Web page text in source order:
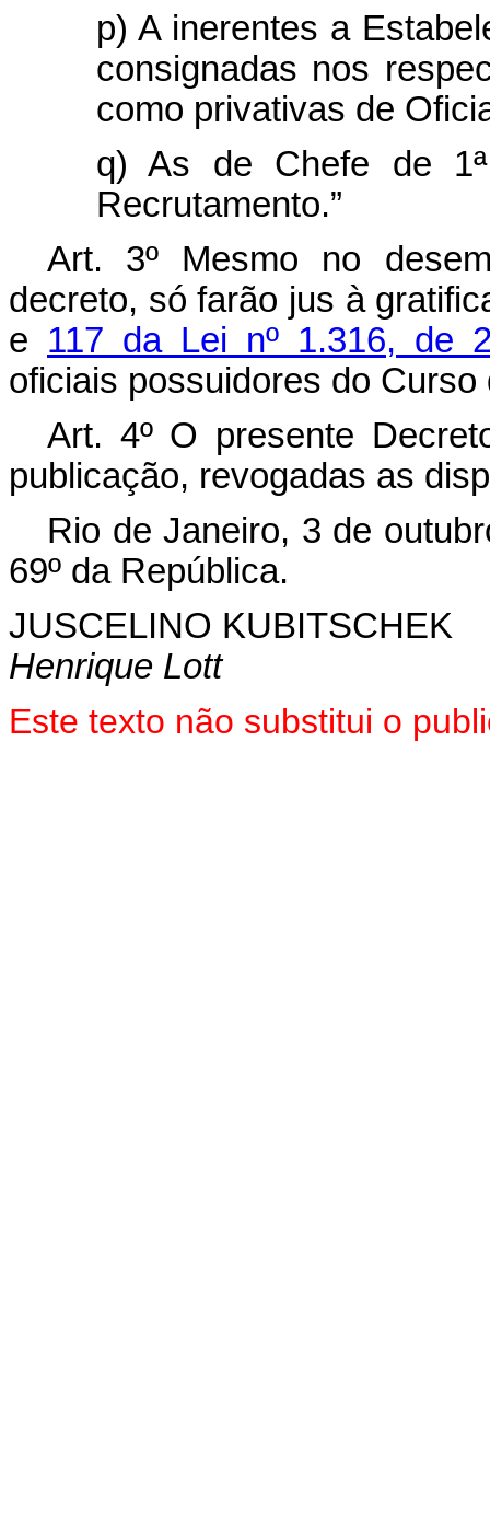
p) A inerentes a
consignadas nos
como privativas de
q) As de Chefe de
Recrutamento.”
Art. 3º Mesmo no
decreto, só farão jus à
e 117 da Lei nº 1.316, de
oficiais possuidores do Curso
Art. 4º O presente
publicação, revogadas as
Rio de Janeiro, 3 de
69º da República.
JUSCELINO KUBITSCHEK
Henrique Lott
Este texto não substitui o